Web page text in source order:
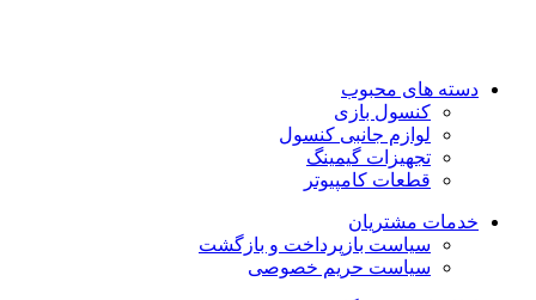
دسته های محبوب
کنسول بازی
لوازم جانبی کنسول
تجهیزات گیمینگ
قطعات کامپیوتر
خدمات مشتریان
سیاست بازپرداخت و بازگشت
سیاست حریم خصوصی